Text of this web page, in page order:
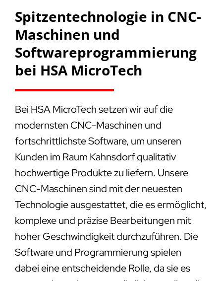
Spitzentechnologie in CNC-
Maschinen und
Softwareprogrammierung
bei HSA MicroTech
Bei HSA MicroTech setzen wir auf die
modernsten CNC-Maschinen und
fortschrittlichste Software, um unseren
Kunden im Raum Kahnsdorf qualitativ
hochwertige Produkte zu liefern. Unsere
CNC-Maschinen sind mit der neuesten
Technologie ausgestattet, die es ermöglicht,
komplexe und präzise Bearbeitungen mit
hoher Geschwindigkeit durchzuführen. Die
Software und Programmierung spielen
dabei eine entscheidende Rolle, da sie es